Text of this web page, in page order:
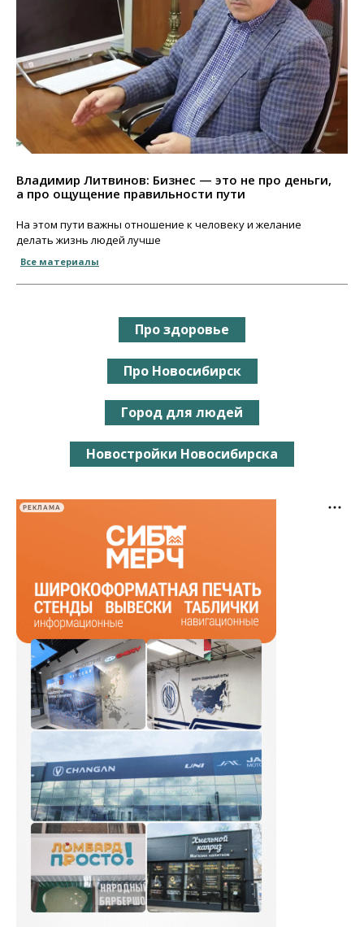
Владимир Литвинов: Бизнес — это не про деньги,
а про ощущение правильности пути
На этом пути важны отношение к человеку и желание
делать жизнь людей лучше
Все материалы
Про здоровье
Про Новосибирск
Город для людей
Новостройки Новосибирска
РЕКЛАМА